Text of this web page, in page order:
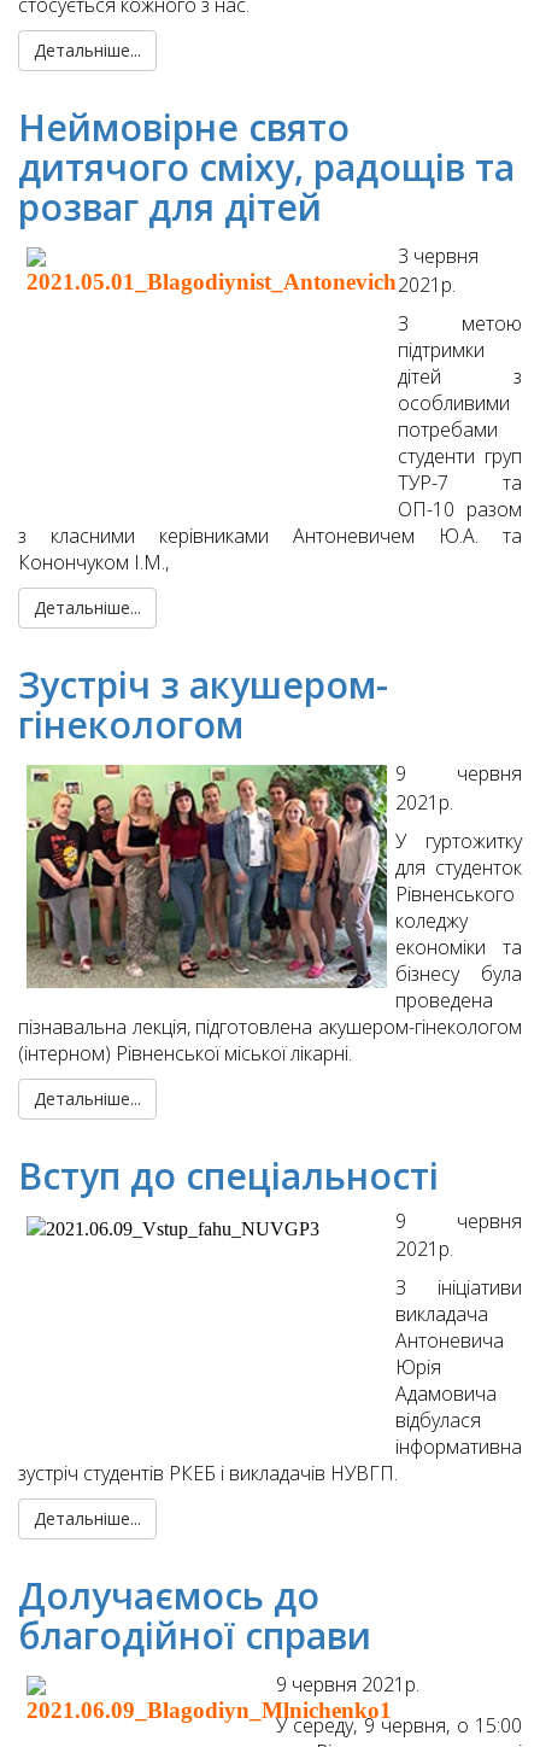
Детальніше...
Неймовірне свято
дитячого сміху, радощів та
розваг для дітей
3 червня
2021р.
З метою
підтримки
дітей з
особливими
потребами
студенти груп
ТУР-7 та
ОП-10 разом
з класними керівниками Антоневичем Ю.А. та
Конончуком І.М.,
Детальніше...
Зустріч з акушером-
гінекологом
9 червня
2021р.
У гуртожитку
для студенток
Рівненського
коледжу
економіки та
бізнесу була
проведена
пізнавальна лекція, підготовлена акушером-гінекологом
(інтерном) Рівненської міської лікарні.
Детальніше...
Вступ до спеціальності
9 червня
2021р.
З ініціативи
викладача
Антоневича
Юрія
Адамовича
відбулася
інформативна
зустріч студентів РКЕБ і викладачів НУВГП.
Детальніше...
Долучаємось до
благодійної справи
9 червня 2021р.
У середу, 9 червня, о 15:00